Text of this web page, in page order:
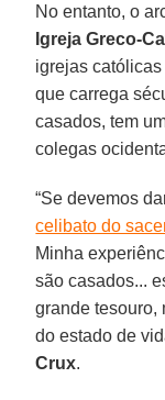
No entanto, o
Igreja Greco-
igrejas
que carrega
casados, tem
colegas
“Se devemos
celibato do
Minha
são casados...
grande tesouro,
do estado de
Crux.